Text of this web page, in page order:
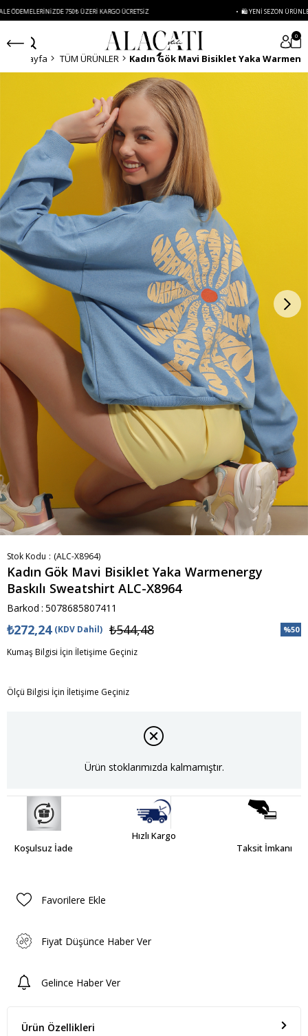
750₺ ÜZERI KARGO ÜCRETSIZ • 🛍️ YENI SEZON ÜRÜNLERINDE 2
0
Anasayfa TÜM ÜRÜNLER
Stok Kodu (ALC-X8964)
Kadın Gök Mavi Bisiklet Yaka Warmenergy
Baskılı Sweatshirt ALC-X8964
Barkod : 5078685807411
%50
₺544,48
₺272,24 (KDV Dahil)
Kumaş Bilgisi İçin İletişime Geçiniz
Ölçü Bilgisi İçin İletişime Geçiniz
Ürün stoklarımızda kalmamıştır.
Koşulsuz İade
Hızlı Kargo
Taksit İmkanı
Favorilere Ekle
Fiyat Düşünce Haber Ver
Gelince Haber Ver
Ürün Özellikleri